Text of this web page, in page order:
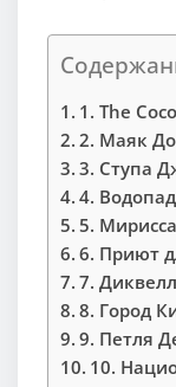
1. The
2. Маяк
3. Ступа
4.
5. Мирисса
6. Приют
7.
8. Город
9. Петля
10.